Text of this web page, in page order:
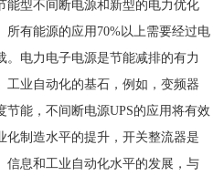
能型不间断电源和新型的电力优化
有能源的应用70%以上需要经过电
。电力电子电源是节能减排的有力
工业自动化的基石，例如，变频器
能，不间断电源UPS的应用将有效
化制造水平的提升，开关整流器是
信息和工业自动化水平的发展，与